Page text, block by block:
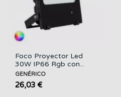
Foco Proyector Led
30W IP66 Rgb con...
GENÉRICO
26,03 €